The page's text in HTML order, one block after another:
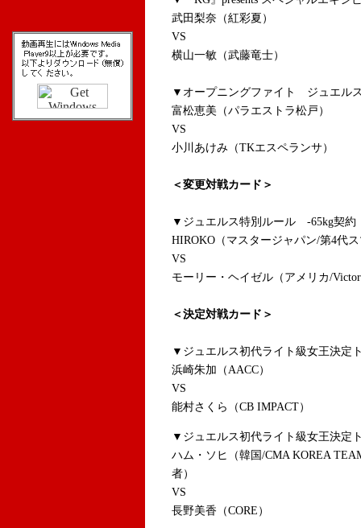
武田梨奈（紅彩夏）
VS
横山一敏（武藤竜士）
▼オープニングファイト ジュエル
富松恵美（パラエストラ松戸）
VS
小川あけみ（TKエスペランサ）
＜変更対戦カード＞
▼ジュエルス特別ルール -65kg契
HIROKO（マスタージャパン/第4代
VS
モーリー・ヘイゼル（アメリカ/
＜決定対戦カード＞
▼ジュエルス初代ライト級女王決定
浜崎朱加（AACC）
VS
能村さくら（CB IMPACT）
▼ジュエルス初代ライト級女王決定
ハム・ソヒ（韓国/CMA KOREA
者）
VS
長野美香 （CORE）